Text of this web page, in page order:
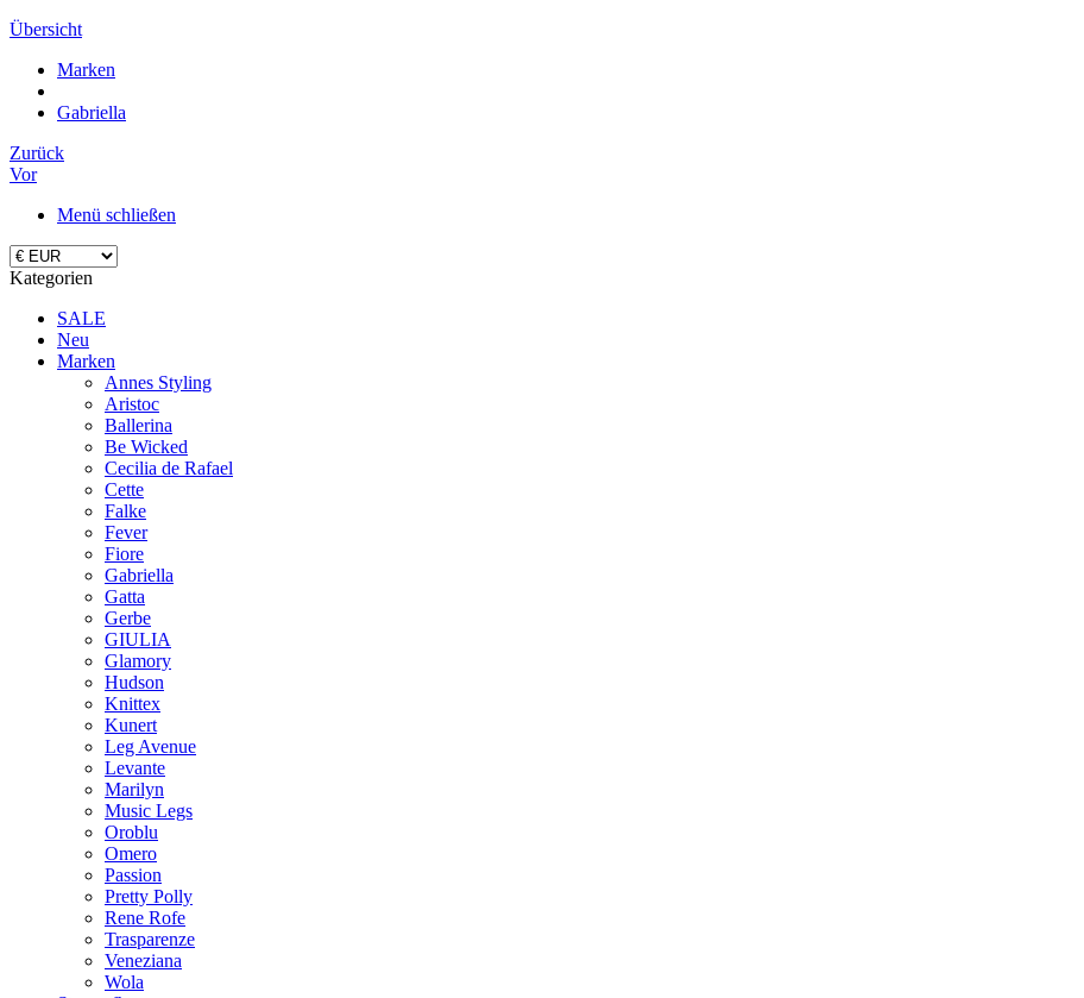
Übersicht
Marken
Gabriella
Zurück
Vor
Menü schließen
Kategorien
SALE
Neu
Marken
Annes Styling
Aristoc
Ballerina
Be Wicked
Cecilia de Rafael
Cette
Falke
Fever
Fiore
Gabriella
Gatta
Gerbe
GIULIA
Glamory
Hudson
Knittex
Kunert
Leg Avenue
Levante
Marilyn
Music Legs
Oroblu
Omero
Passion
Pretty Polly
Rene Rofe
Trasparenze
Veneziana
Wola